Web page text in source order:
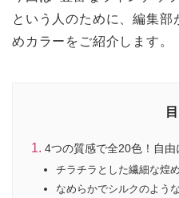
という人のために、編集
めカラーをご紹介します。
4つの質感で全20色！自
チラチラとした繊細な煌
なめらかでシルクのよう